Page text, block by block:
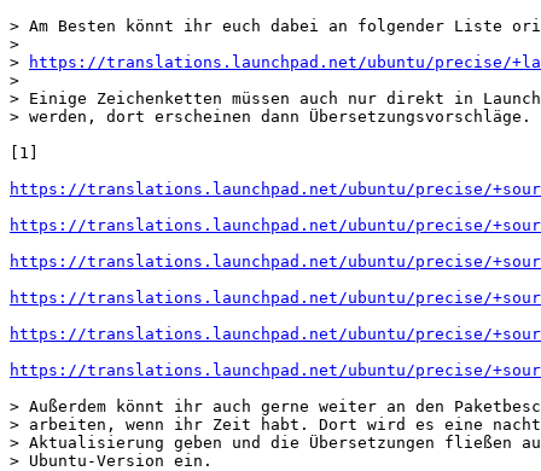
> Am Besten könnt ihr euch dabei an folgender Liste
>
>
https://translations.launchpad.net/ubuntu/precise/
>
> Einige Zeichenketten müssen auch nur direkt in
> werden, dort erscheinen dann Übersetzungsvorschläge.
[1]
https://translations.launchpad.net/ubuntu/precise/
https://translations.launchpad.net/ubuntu/precise/
https://translations.launchpad.net/ubuntu/precise/
https://translations.launchpad.net/ubuntu/precise/
https://translations.launchpad.net/ubuntu/precise/
https://translations.launchpad.net/ubuntu/precise/
> Außerdem könnt ihr auch gerne weiter an den
> arbeiten, wenn ihr Zeit habt. Dort wird es eine
> Aktualisierung geben und die Übersetzungen fließen
> Ubuntu-Version ein.